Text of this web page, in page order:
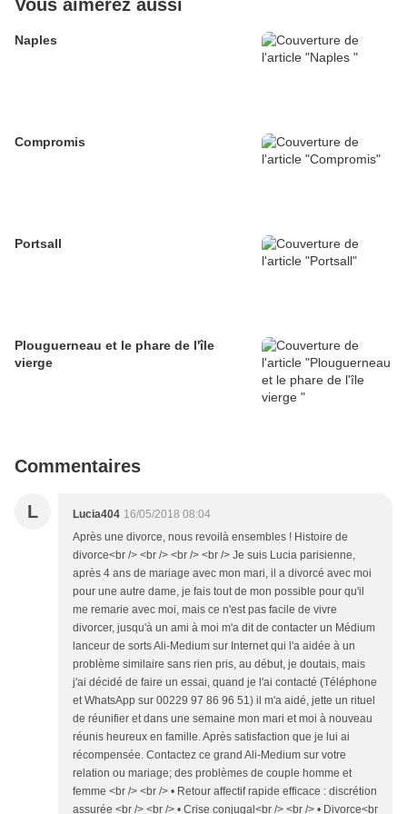
Vous aimerez aussi
Naples
Compromis
Portsall
Plouguerneau et le phare de l'île
vierge
Commentaires
L Lucia404 16/05/2018 08:04
Après une divorce, nous revoilà ensembles ! Histoire de
divorce<br /> <br /> <br /> <br /> Je suis Lucia parisienne,
après 4 ans de mariage avec mon mari, il a divorcé avec moi
pour une autre dame, je fais tout de mon possible pour qu'il
me remarie avec moi, mais ce n'est pas facile de vivre
divorcer, jusqu'à un ami à moi m'a dit de contacter un Médium
lanceur de sorts Ali-Medium sur Internet qui l'a aidée à un
problème similaire sans rien pris, au début, je doutais, mais
j'ai décidé de faire un essai, quand je l'ai contacté (Téléphone
et WhatsApp sur 00229 97 86 96 51) il m'a aidé, jette un rituel
de réunifier et dans une semaine mon mari et moi à nouveau
réunis heureux en famille. Après satisfaction que je lui ai
récompensée. Contactez ce grand Ali-Medium sur votre
relation ou mariage; des problèmes de couple homme et
femme <br /> <br /> • Retour affectif rapide efficace : discrétion
assurée <br /> <br /> • Crise conjugal<br /> <br /> • Divorce<br